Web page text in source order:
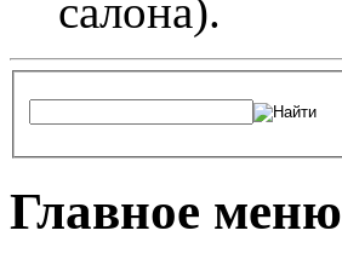
салона).
Главное меню